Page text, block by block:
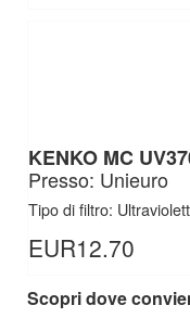
KENKO MC
Presso: Unieuro
Tipo di filtro:
EUR12.70
Scopri dove